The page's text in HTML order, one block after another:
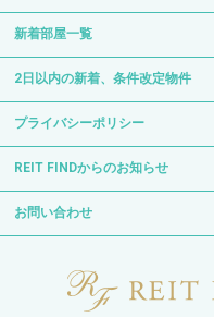
新着部屋一覧
2日以内の新着、条件改定物件
プライバシーポリシー
REIT FINDからのお知らせ
お問い合わせ